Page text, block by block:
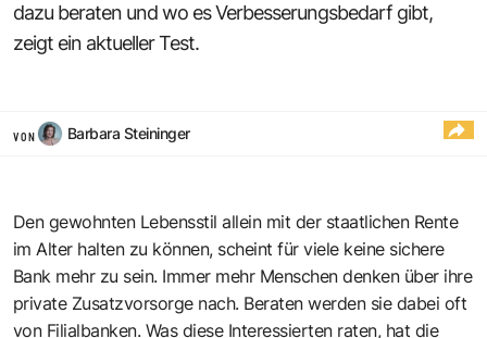
dazu beraten und wo es Verbesserungsbedarf gibt,
zeigt ein aktueller Test.
VON Barbara Steininger
Den gewohnten Lebensstil allein mit der staatlichen Rente
im Alter halten zu können, scheint für viele keine sichere
Bank mehr zu sein. Immer mehr Menschen denken über ihre
private Zusatzvorsorge nach. Beraten werden sie dabei oft
von Filialbanken. Was diese Interessierten raten, hat die